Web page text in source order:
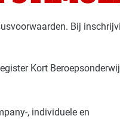
Bij
Kort
, individuele en